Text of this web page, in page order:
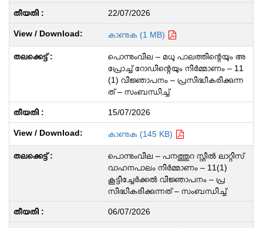
22/07/2026
കാണുക (1 MB)
പൊന്നുംവില – മധു പാലത്തിന്റെയും അ
പ്രോച്ച് റോഡിന്റെയും നിർമ്മാണം – 11
(1) വിജ്ഞാപനം – പ്രസിദ്ധീകരിക്കുന്ന
ത് – സംബന്ധിച്ച്
15/07/2026
കാണുക (145 KB)
പൊന്നുംവില – പനത്തുറ സ്റ്റീൽ ലാറ്റിസ്
വാഹനപാലം നിർമ്മാണം – 11(1)
കൂട്ടിച്ചേർക്കൽ വിജ്ഞാപനം – പ്ര
സിദ്ധികരിക്കുന്നത് – സംബന്ധിച്ച്
06/07/2026